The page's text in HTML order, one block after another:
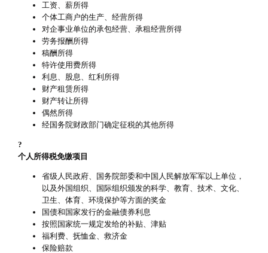
工资、薪所得
个体工商户的生产、经营所得
对企事业单位的承包经营、承租经营所得
劳务报酬所得
稿酬所得
特许使用费所得
利息、股息、红利所得
财产租赁所得
财产转让所得
偶然所得
经国务院财政部门确定征税的其他所得
?
个人所得税免缴项目
省级人民政府、国务院部委和中国人民解放军军以上单位，
以及外国组织、国际组织颁发的科学、教育、技术、文化、
卫生、体育、环境保护等方面的奖金
国债和国家发行的金融债券利息
按照国家统一规定发给的补贴、津贴
福利费、抚恤金、救济金
保险赔款